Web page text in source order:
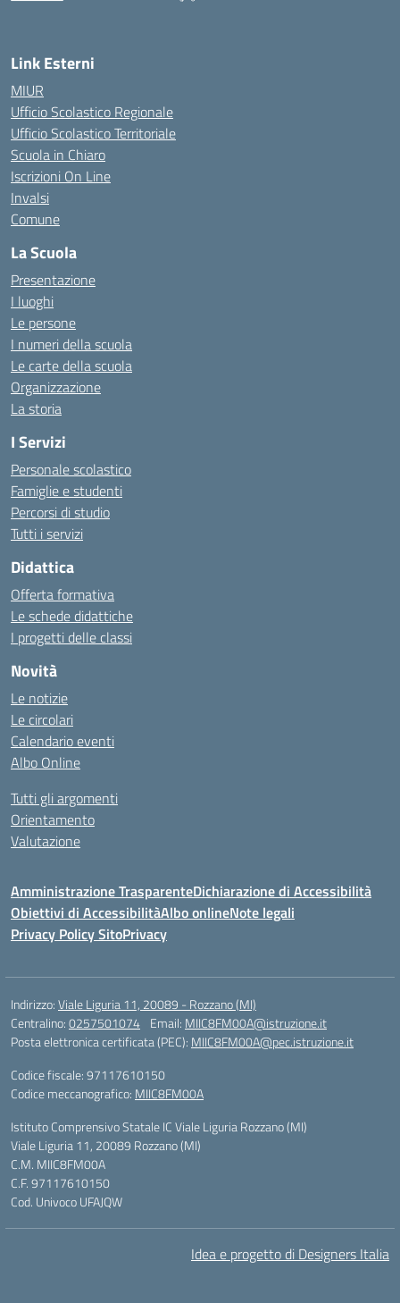
Link Esterni
MIUR
Ufficio Scolastico Regionale
Ufficio Scolastico Territoriale
Scuola in Chiaro
Iscrizioni On Line
Invalsi
Comune
La Scuola
Presentazione
I luoghi
Le persone
I numeri della scuola
Le carte della scuola
Organizzazione
La storia
I Servizi
Personale scolastico
Famiglie e studenti
Percorsi di studio
Tutti i servizi
Didattica
Offerta formativa
Le schede didattiche
I progetti delle classi
Novità
Le notizie
Le circolari
Calendario eventi
Albo Online
Tutti gli argomenti
Orientamento
Valutazione
Amministrazione TrasparenteDichiarazione di Accessibilità
Obiettivi di AccessibilitàAlbo onlineNote legali
Privacy Policy SitoPrivacy
Indirizzo:Viale Liguria 11, 20089 - Rozzano (MI)
Centralino:0257501074 Email: MIIC8FM00A@istruzione.it
Posta elettronica certificata (PEC): MIIC8FM00A@pec.istruzione.it
Codice fiscale: 97117610150
Codice meccanografico: MIIC8FM00A
Istituto Comprensivo Statale IC Viale Liguria Rozzano (MI)
Viale Liguria 11, 20089 Rozzano (MI)
C.M. MIIC8FM00A
C.F. 97117610150
Cod. Univoco UFAJQW
Idea e progetto di Designers Italia